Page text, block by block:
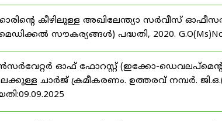
കീഴിലുള്ള അഖിലേന്ത്യാ സർവീസ്
സൗകര്യങ്ങൾ) പദ്ധതി, 2020.
ഓഫ് ഫോറസ്റ്റ് (ഇക്കോ-
ചാർജ് ക്രമീകരണം. ഉത്തരവ് നമ്പർ.